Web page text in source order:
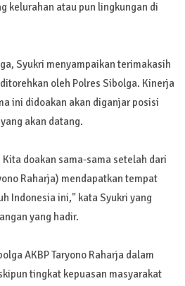
kelurahan atau pun lingkungan di
Syukri menyampaikan terimakasih
oleh Polres Sibolga. Kinerja
ini didoakan akan diganjar posisi
akan datang.
doakan sama-sama setelah dari
Raharja) mendapatkan tempat
Indonesia ini," kata Syukri yang
yang hadir.
AKBP Taryono Raharja dalam
tingkat kepuasan masyarakat